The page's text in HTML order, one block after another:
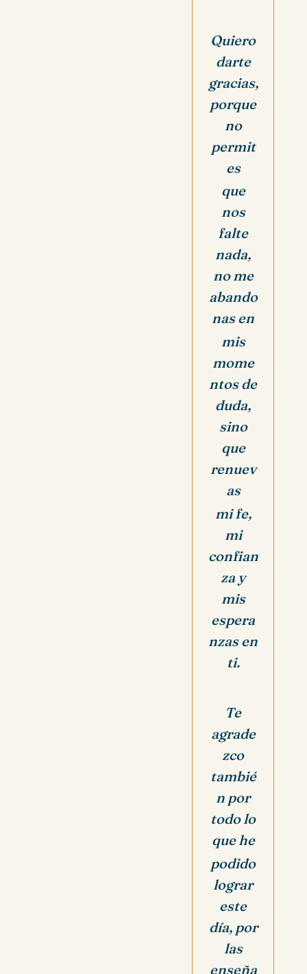
Quiero
darte
gracias,
porque
no
permit
es
que
nos
falte
nada,
no me
abando
nas en
mis
mome
ntos de
duda,
sino
que
renuev
as
mi fe,
mi
confian
za y
mis
espera
nzas en
ti.
Te
agrade
zco
tambié
n por
todo lo
que he
podido
lograr
este
día, por
las
enseña